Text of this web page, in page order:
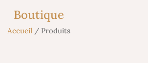
Boutique
Accueil / Produits